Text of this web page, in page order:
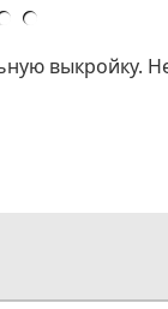
выкройку.